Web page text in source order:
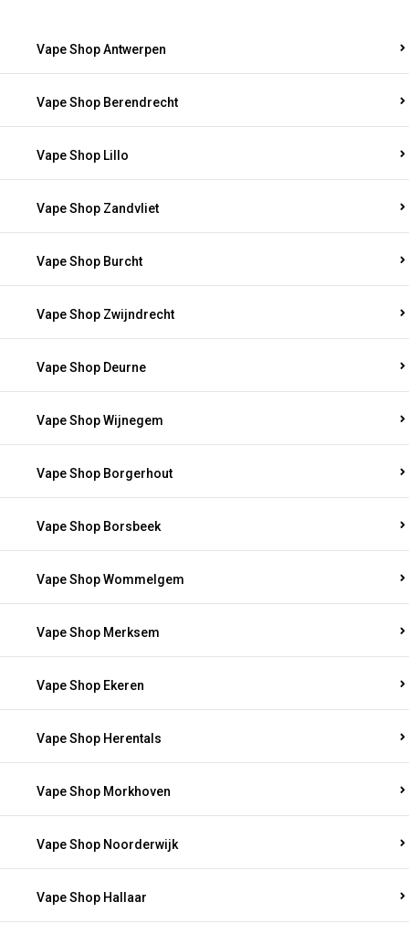
Vape Shop Antwerpen
Vape Shop Berendrecht
Vape Shop Lillo
Vape Shop Zandvliet
Vape Shop Burcht
Vape Shop Zwijndrecht
Vape Shop Deurne
Vape Shop Wijnegem
Vape Shop Borgerhout
Vape Shop Borsbeek
Vape Shop Wommelgem
Vape Shop Merksem
Vape Shop Ekeren
Vape Shop Herentals
Vape Shop Morkhoven
Vape Shop Noorderwijk
Vape Shop Hallaar